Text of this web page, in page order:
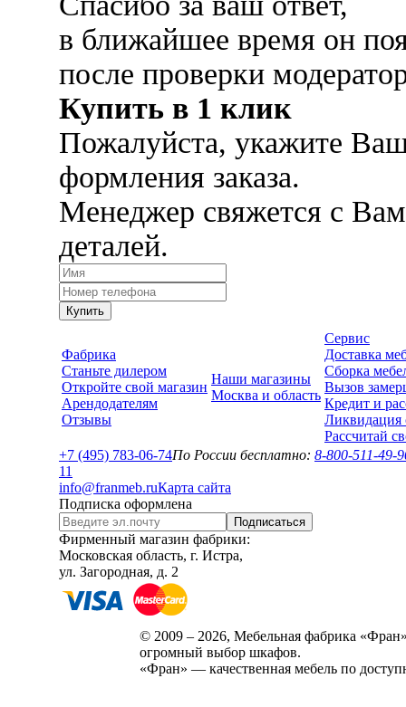
в ближайшее время он
после проверки
Купить в 1 клик
Пожалуйста, укажите
формления заказа.
Менеджер свяжется с
деталей.
Купить
Фабрика
Станьте дилером
Откройте свой магазин
Арендодателям
Отзывы
Наши магазины
Москва и область
Сервис
Доставка
Сборка
Вызов
Кредит и
Ликвидация
Рассчитай
+7 (495) 783-06-74По России бесплатно: 8-800-511-49-
11
info@franmeb.ruКарта сайта
Подписка оформлена
Подписаться
Фирменный магазин фабрики:
Московская область, г. Истра,
ул. Загородная, д. 2
© 2009 – 2026, Мебельная фабрика
огромный выбор шкафов.
«Фран» — качественная мебель по